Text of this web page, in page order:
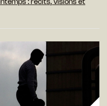
: récits, visions et